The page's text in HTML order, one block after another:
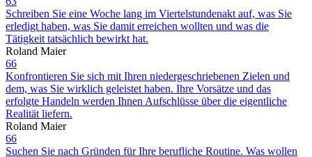
Schreiben Sie eine Woche lang im Viertelstundenakt auf, was Sie
erledigt haben, was Sie damit erreichen wollten und was die
Tätigkeit tatsächlich bewirkt hat.
Roland Maier
66
Konfrontieren Sie sich mit Ihren niedergeschriebenen Zielen und
dem, was Sie wirklich geleistet haben. Ihre Vorsätze und das
erfolgte Handeln werden Ihnen Aufschlüsse über die eigentliche
Realität liefern.
Roland Maier
66
Suchen Sie nach Gründen für Ihre berufliche Routine. Was wollen